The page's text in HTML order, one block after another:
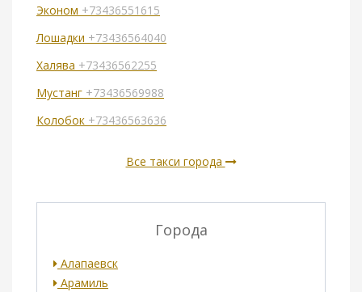
Эконом +73436551615
Лошадки +73436564040
Халява +73436562255
Мустанг +73436569988
Колобок +73436563636
Все такси города
Города
Алапаевск
Арамиль